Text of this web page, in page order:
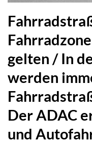
gelten / In
werden
Der ADAC
und